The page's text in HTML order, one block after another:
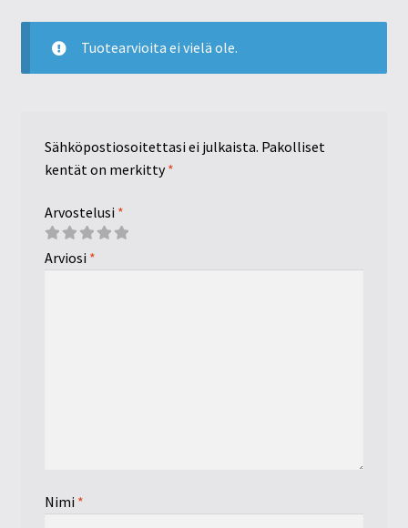
Tuotearvioita ei vielä ole.
Sähköpostiosoitettasi ei julkaista. Pakolliset
kentät on merkitty*
Arvostelusi *
Arviosi *
Nimi *